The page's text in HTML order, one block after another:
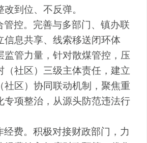
改到位、不反弹。
管控。 完善与多部门、镇办联
信息共享、线索移送闭环体
管力量， 针对散煤管控，压
（社区） 三级主体责任，建立
社区）协同联动机制，聚焦重
专项整治，从源头防范违法行
经费。积极对接财政部门，力